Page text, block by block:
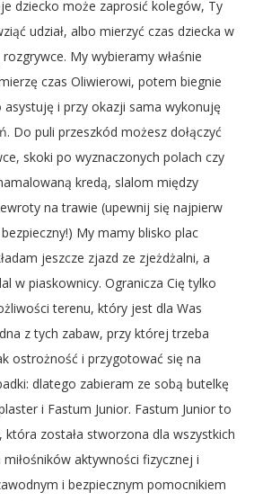
dziecko może zaprosić kolegów, Ty
udział, albo mierzyć czas dziecka w
My wybieramy właśnie
czas Oliwierowi, potem biegnie
asystuję i przy okazji sama wykonuję
Do puli przeszkód możesz dołączyć
skoki po wyznaczonych polach czy
kredą, slalom między
na trawie (upewnij się najpierw
My mamy blisko plac
jeszcze zjazd ze zjeżdżalni, a
w piaskownicy. Ogranicza Cię tylko
terenu, który jest dla Was
z tych zabaw, przy której trzeba
ostrożność i przygotować się na
dlatego zabieram ze sobą butelkę
i Fastum Junior. Fastum Junior to
która została stworzona dla wszystkich
miłośników aktywności fizycznej i
i bezpiecznym pomocnikiem